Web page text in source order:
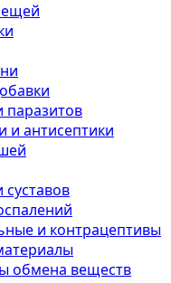
паразитов
и антисептики
суставов
и контрацептивы
обмена веществ